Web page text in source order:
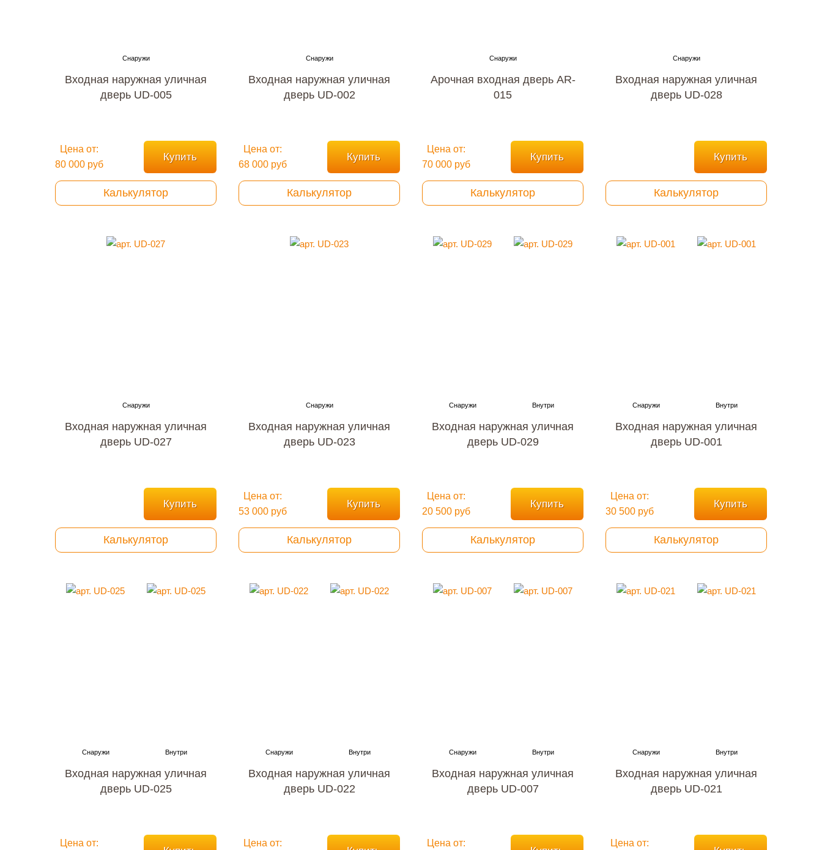
Входная наружная уличная
дверь UD-005
Цена от:
80 000 руб
Купить
Калькулятор
Входная наружная уличная
дверь UD-002
Цена от:
68 000 руб
Купить
Калькулятор
Арочная входная дверь AR-
015
Цена от:
70 000 руб
Купить
Калькулятор
Входная наружная уличная
дверь UD-028
Купить
Калькулятор
Входная наружная уличная
дверь UD-027
Купить
Калькулятор
Входная наружная уличная
дверь UD-023
Цена от:
53 000 руб
Купить
Калькулятор
Входная наружная уличная
дверь UD-029
Цена от:
20 500 руб
Купить
Калькулятор
Входная наружная уличная
дверь UD-001
Цена от:
30 500 руб
Купить
Калькулятор
Входная наружная уличная
дверь UD-025
Цена от:
Входная наружная уличная
дверь UD-022
Цена от:
Входная наружная уличная
дверь UD-007
Цена от:
Входная наружная уличная
дверь UD-021
Цена от: